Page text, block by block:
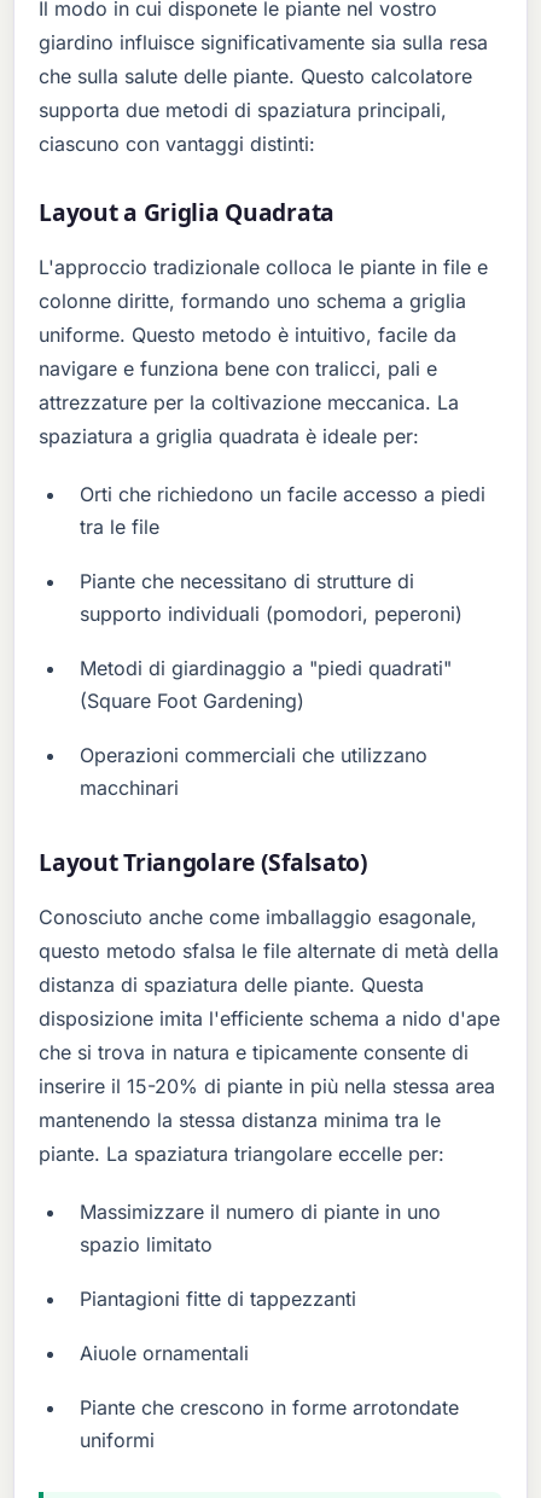
Il modo in cui disponete le piante nel vostro
giardino influisce significativamente sia sulla resa
che sulla salute delle piante. Questo calcolatore
supporta due metodi di spaziatura principali,
ciascuno con vantaggi distinti:
Layout a Griglia Quadrata
L'approccio tradizionale colloca le piante in file e
colonne diritte, formando uno schema a griglia
uniforme. Questo metodo è intuitivo, facile da
navigare e funziona bene con tralicci, pali e
attrezzature per la coltivazione meccanica. La
spaziatura a griglia quadrata è ideale per:
Orti che richiedono un facile accesso a piedi
tra le file
Piante che necessitano di strutture di
supporto individuali (pomodori, peperoni)
Metodi di giardinaggio a "piedi quadrati"
(Square Foot Gardening)
Operazioni commerciali che utilizzano
macchinari
Layout Triangolare (Sfalsato)
Conosciuto anche come imballaggio esagonale,
questo metodo sfalsa le file alternate di metà della
distanza di spaziatura delle piante. Questa
disposizione imita l'efficiente schema a nido d'ape
che si trova in natura e tipicamente consente di
inserire il 15-20% di piante in più nella stessa area
mantenendo la stessa distanza minima tra le
piante. La spaziatura triangolare eccelle per:
Massimizzare il numero di piante in uno
spazio limitato
Piantagioni fitte di tappezzanti
Aiuole ornamentali
Piante che crescono in forme arrotondate
uniformi